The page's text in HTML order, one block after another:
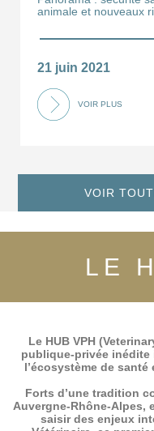
animale et nouveaux
21 juin 2021
VOIR PLUS
VOIR
LE
Le HUB VPH
publique-privée inédite
l’écosystème de
Forts d’une tradition
Auvergne-Rhône-Alpes,
saisir des enjeux